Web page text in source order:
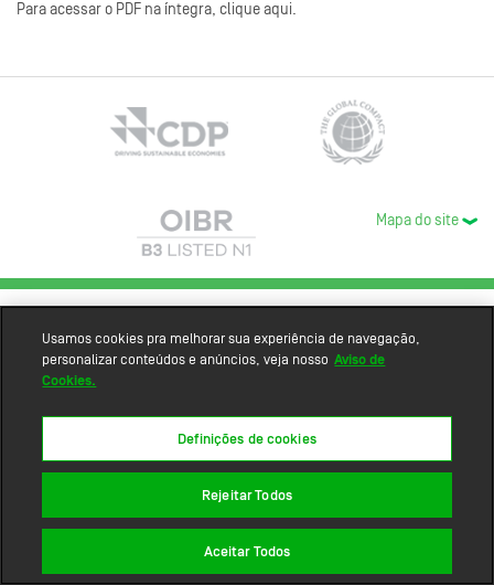
Para acessar o PDF na íntegra, clique aqui.
Mapa do site
Usamos cookies pra melhorar sua experiência de navegação,
personalizar conteúdos e anúncios, veja nosso Aviso de
Cookies.
Definições de cookies
Rejeitar Todos
Aceitar Todos